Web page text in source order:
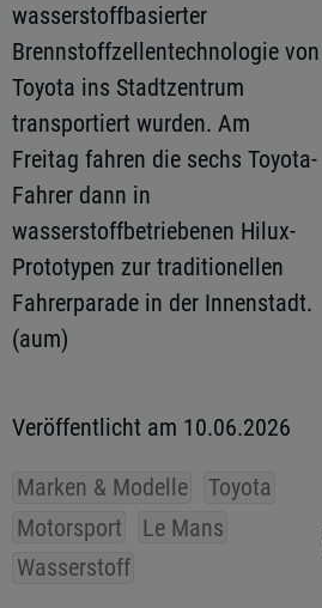
wasserstoffbasierter
Brennstoffzellentechnologie von
Toyota ins Stadtzentrum
transportiert wurden. Am
Freitag fahren die sechs Toyota-
Fahrer dann in
wasserstoffbetriebenen Hilux-
Prototypen zur traditionellen
Fahrerparade in der Innenstadt.
(aum)
Veröffentlicht am 10.06.2026
Marken & Modelle
Toyota
Motorsport
Le Mans
Wasserstoff